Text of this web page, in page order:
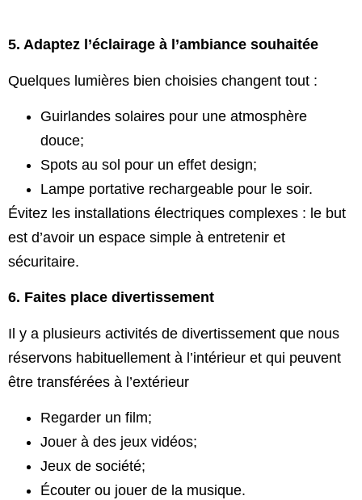
5. Adaptez l’éclairage à l’ambiance souhaitée
Quelques lumières bien choisies changent tout :
Guirlandes solaires pour une atmosphère
douce;
Spots au sol pour un effet design;
Lampe portative rechargeable pour le soir.
Évitez les installations électriques complexes : le but
est d’avoir un espace simple à entretenir et
sécuritaire.
6. Faites place divertissement
Il y a plusieurs activités de divertissement que nous
réservons habituellement à l’intérieur et qui peuvent
être transférées à l’extérieur
Regarder un film;
Jouer à des jeux vidéos;
Jeux de société;
Écouter ou jouer de la musique.